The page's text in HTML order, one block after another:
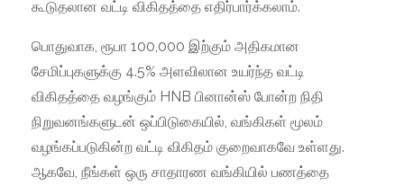
கூடுதலான வட்டி விகிதத்தை எதிர்பார்க்கலாம்.
பொதுவாக, ரூபா 100,000 இற்கும் அதிகமான
சேமிப்புகளுக்கு 4.5% அளவிலான உயர்ந்த வட்டி
விகிதத்தை வழங்கும் HNB பினான்ஸ் போன்ற நிதி
நிறுவனங்களுடன் ஒப்பிடுகையில், வங்கிகள் மூலம்
வழங்கப்படுகின்ற வட்டி விகிதம் குறைவாகவே உள்ளது.
ஆகவே, நீங்கள் ஒரு சாதாரண வங்கியில் பணத்தை